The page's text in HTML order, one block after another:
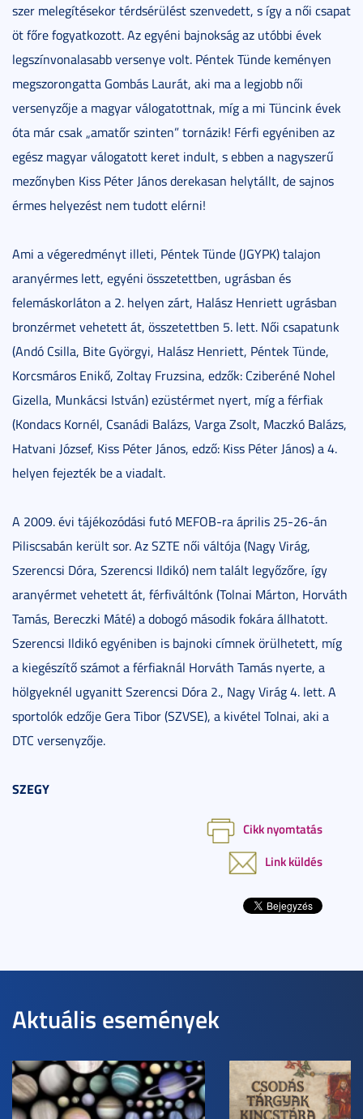
szer melegítésekor térdsérülést szenvedett, s így a női csapat
öt főre fogyatkozott. Az egyéni bajnokság az utóbbi évek
legszínvonalasabb versenye volt. Péntek Tünde keményen
megszorongatta Gombás Laurát, aki ma a legjobb női
versenyzője a magyar válogatottnak, míg a mi Tüncink évek
óta már csak „amatőr szinten” tornázik! Férfi egyéniben az
egész magyar válogatott keret indult, s ebben a nagyszerű
mezőnyben Kiss Péter János derekasan helytállt, de sajnos
érmes helyezést nem tudott elérni!
Ami a végeredményt illeti, Péntek Tünde (JGYPK) talajon
aranyérmes lett, egyéni összetettben, ugrásban és
felemáskorláton a 2. helyen zárt, Halász Henriett ugrásban
bronzérmet vehetett át, összetettben 5. lett. Női csapatunk
(Andó Csilla, Bite Györgyi, Halász Henriett, Péntek Tünde,
Korcsmáros Enikő, Zoltay Fruzsina, edzők: Cziberéné Nohel
Gizella, Munkácsi István) ezüstérmet nyert, míg a férfiak
(Kondacs Kornél, Csanádi Balázs, Varga Zsolt, Maczkó Balázs,
Hatvani József, Kiss Péter János, edző: Kiss Péter János) a 4.
helyen fejezték be a viadalt.
A 2009. évi tájékozódási futó MEFOB-ra április 25-26-án
Piliscsabán került sor. Az SZTE női váltója (Nagy Virág,
Szerencsi Dóra, Szerencsi Ildikó) nem talált legyőzőre, így
aranyérmet vehetett át, férfiváltónk (Tolnai Márton, Horváth
Tamás, Bereczki Máté) a dobogó második fokára állhatott.
Szerencsi Ildikó egyéniben is bajnoki címnek örülhetett, míg
a kiegészítő számot a férfiaknál Horváth Tamás nyerte, a
hölgyeknél ugyanitt Szerencsi Dóra 2., Nagy Virág 4. lett. A
sportolók edzője Gera Tibor (SZVSE), a kivétel Tolnai, aki a
DTC versenyzője.
SZEGY
Cikk nyomtatás
Link küldés
Aktuális események